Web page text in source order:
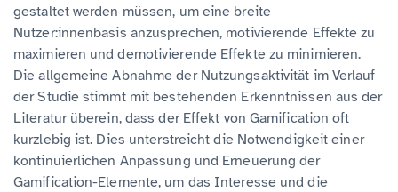
gestaltet werden müssen, um eine breite
Nutzer:innenbasis anzusprechen, motivierende Effekte zu
maximieren und demotivierende Effekte zu minimieren.
Die allgemeine Abnahme der Nutzungsaktivität im Verlauf
der Studie stimmt mit bestehenden Erkenntnissen aus der
Literatur überein, dass der Effekt von Gamification oft
kurzlebig ist. Dies unterstreicht die Notwendigkeit einer
kontinuierlichen Anpassung und Erneuerung der
Gamification-Elemente, um das Interesse und die